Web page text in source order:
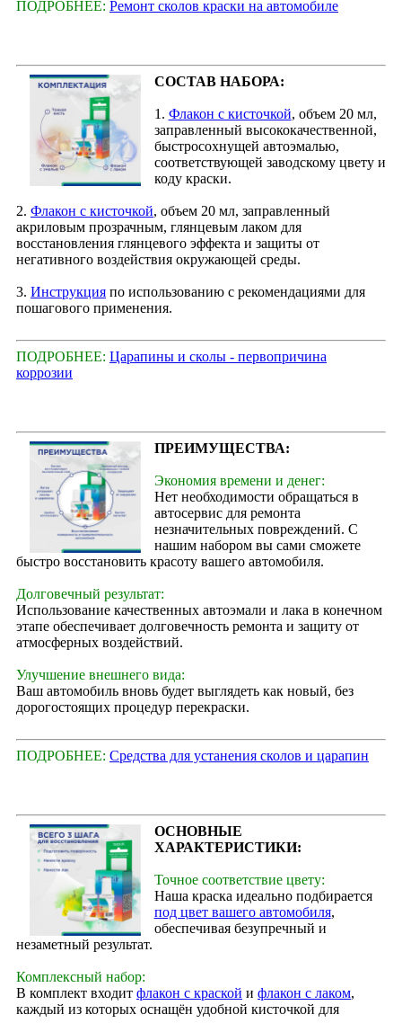
ПОДРОБНЕЕ: Ремонт сколов краски на автомобиле
СОСТАВ НАБОРА:
1. Флакон с кисточкой, объем 20 мл,
заправленный высококачественной,
быстросохнущей автоэмалью,
соответствующей заводскому цвету и
коду краски.
2. Флакон с кисточкой, объем 20 мл, заправленный
акриловым прозрачным, глянцевым лаком для
восстановления глянцевого эффекта и защиты от
негативного воздействия окружающей среды.
3. Инструкция по использованию с рекомендациями для
пошагового применения.
ПОДРОБНЕЕ: Царапины и сколы - первопричина
коррозии
ПРЕИМУЩЕСТВА:
Экономия времени и денег:
Нет необходимости обращаться в
автосервис для ремонта
незначительных повреждений. С
нашим набором вы сами сможете
быстро восстановить красоту вашего автомобиля.
Долговечный результат:
Использование качественных автоэмали и лака в конечном
этапе обеспечивает долговечность ремонта и защиту от
атмосферных воздействий.
Улучшение внешнего вида:
Ваш автомобиль вновь будет выглядеть как новый, без
дорогостоящих процедур перекраски.
ПОДРОБНЕЕ: Средства для устанения сколов и царапин
ОСНОВНЫЕ
ХАРАКТЕРИСТИКИ:
Точное соответствие цвету:
Наша краска идеально подбирается
под цвет вашего автомобиля,
обеспечивая безупречный и
незаметный результат.
Комплексный набор:
В комплект входит флакон с краской и флакон с лаком,
каждый из которых оснащён удобной кисточкой для